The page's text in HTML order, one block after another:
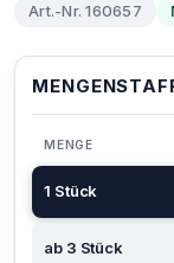
Art.-Nr. 160657
MENGE
1 Stück
ab 3 Stück